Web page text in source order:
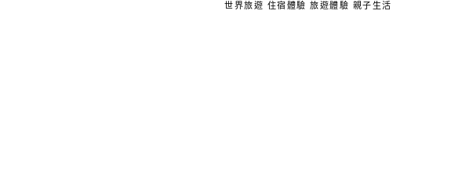
世界旅遊 住宿體驗 旅遊體驗 親子生活